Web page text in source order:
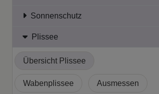
Sonnenschutz
Plissee
Übersicht Plissee
Wabenplissee Ausmessen